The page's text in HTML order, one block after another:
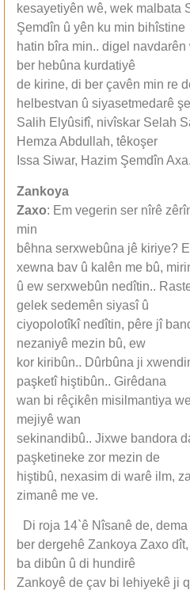
kesayetiyên wê, wek malbata
Şemdîn û yên ku min bihîstine
hatin bîra min.. digel
ber hebûna kurdatiyê
de kirine, di ber çavên min re
helbestvan û siyasetmedarê
Salih Elyûsifî, nivîskar Selah
Hemza Abdullah, têkoşer
Issa Siwar, Hazim Şemdîn
Zankoya
Zaxo: Em vegerin ser nîrê
min
bêhna serxwebûna jê kiriye?
xewna bav û kalên me bû,
û ew serxwebûn nedîtin..
gelek sedemên siyasî û
ciyopolotîkî nedîtin, pêre jî
nezaniyê mezin bû, ew
kor kiribûn.. Dûrbûna ji
paşketî hiştibûn.. Girêdana
wan bi rêçikên misilmantiya
mejiyê wan
sekinandibû.. Jixwe bandora
paşketineke zor mezin de
hiştibû, nexasim di warê ilm,
zimanê me ve.
Di roja 14`ê Nîsanê de,
ber dergehê Zankoya Zaxo
ba dibûn û di hundirê
Zankoyê de çav bi lehiyekê ji